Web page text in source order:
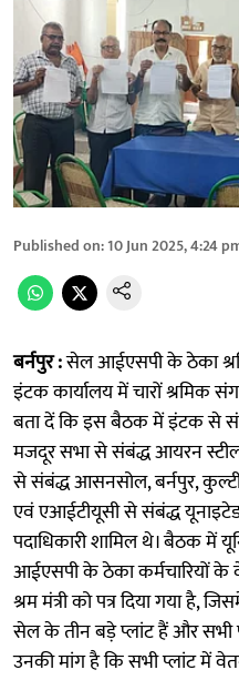
Published on:10 Jun 2025, 4:24
बर्नपुर :सेल आईएसपी के ठेका
इंटक कार्यालय में चारों श्रमिक
बता दें कि इस बैठक में इंटक से
मजदूर सभा से संबंद्ध आयरन
से संबंद्ध आसनसोल, बर्नपुर,
एवं एआईटीयूसी से संबंद्ध
पदाधिकारी शामिल थे। बैठक में
आईएसपी के ठेका कर्मचारियों
श्रम मंत्री को पत्र दिया गया है,
सेल के तीन बड़े प्लांट हैं और
उनकी मांग है कि सभी प्लांट में